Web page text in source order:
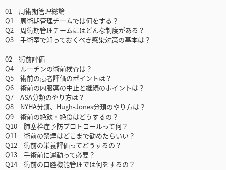
01 周術期管理総論
Q1 周術期管理チームでは何をする？
Q2 周術期管理チームにはどんな制度がある？
Q3 手術室で知っておくべき感染対策の基本は？
02 術前評価
Q4 ルーチンの術前検査は？
Q5 術前の患者評価のポイントは？
Q6 術前の内服薬の中止と継続のポイントは？
Q7 ASA分類のやり方は？
Q8 NYHA分類、Hugh-Jones分類のやり方は？
Q9 術前の絶飲・絶食はどうするの？
Q10 肺塞栓症予防プロトコールって何？
Q11 術前の禁煙はどこまで勧めたらいい？
Q12 術前の栄養評価ってどうするの？
Q13 手術前に運動って必要？
Q14 術前の口腔機能管理では何をするの？